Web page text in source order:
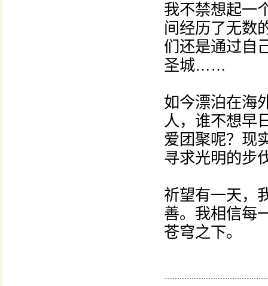
我不禁想起一
间经历了无数
们还是通过自
圣城……
如今漂泊在海
人，谁不想早
爱团聚呢？现
寻求光明的步
祈望有一天，
善。我相信每
苍穹之下。